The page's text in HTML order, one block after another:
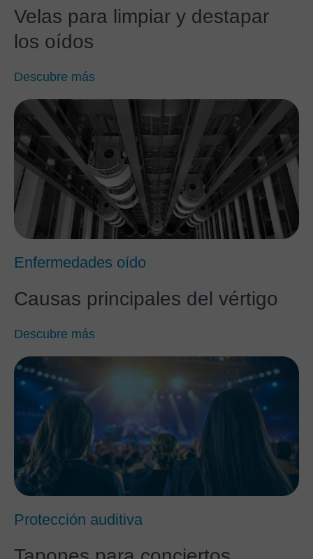
Velas para limpiar y destapar
los oídos
Descubre más
Enfermedades oído
Causas principales del vértigo
Descubre más
Protección auditiva